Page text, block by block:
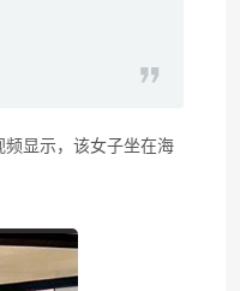
显示，该女子坐在海